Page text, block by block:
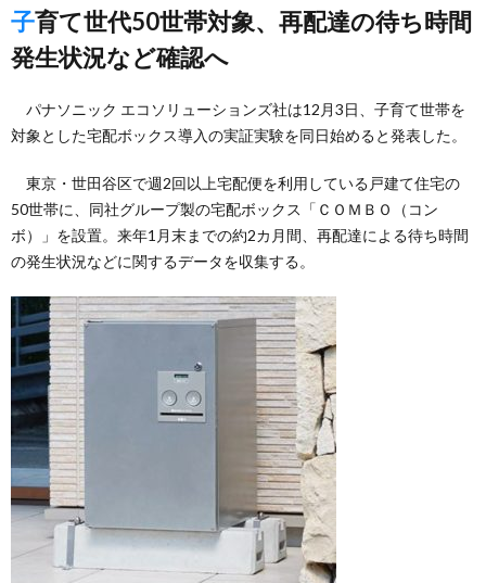
子育て世代50世帯対象、再配達の待ち時間
発生状況など確認へ
パナソニック エコソリューションズ社は12月3日、子育て世帯を
対象とした宅配ボックス導入の実証実験を同日始めると発表した。
東京・世田谷区で週2回以上宅配便を利用している戸建て住宅の
50世帯に、同社グループ製の宅配ボックス「ＣＯＭＢＯ（コン
ボ）」を設置。来年1月末までの約2カ月間、再配達による待ち時間
の発生状況などに関するデータを収集する。